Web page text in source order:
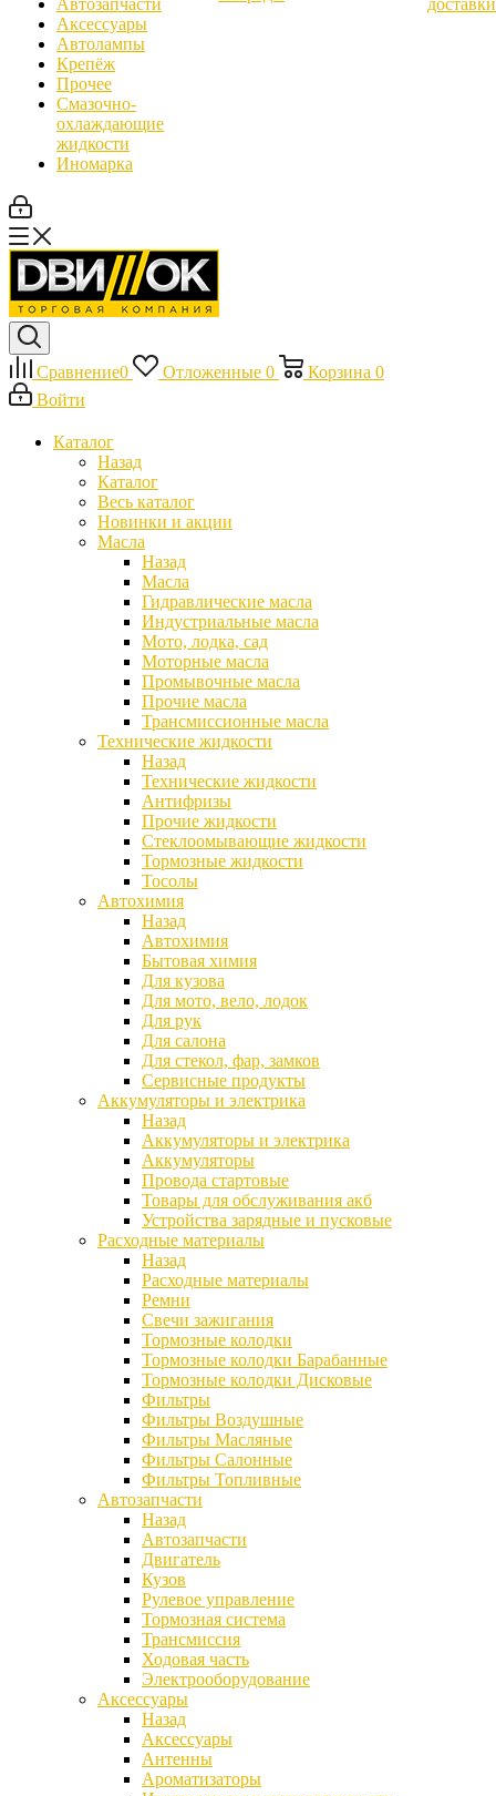
Автозапчасти
Аксессуары
Автолампы
Крепёж
Прочее
Смазочно-
охлаждающие
жидкости
Иномарка
доставки
Сравнение0 Отложенные 0 Корзина 0
Войти
Каталог
Назад
Каталог
Весь каталог
Новинки и акции
Масла
Назад
Масла
Гидравлические масла
Индустриальные масла
Мото, лодка, сад
Моторные масла
Промывочные масла
Прочие масла
Трансмиссионные масла
Технические жидкости
Назад
Технические жидкости
Антифризы
Прочие жидкости
Стеклоомывающие жидкости
Тормозные жидкости
Тосолы
Автохимия
Назад
Автохимия
Бытовая химия
Для кузова
Для мото, вело, лодок
Для рук
Для салона
Для стекол, фар, замков
Сервисные продукты
Аккумуляторы и электрика
Назад
Аккумуляторы и электрика
Аккумуляторы
Провода стартовые
Товары для обслуживания акб
Устройства зарядные и пусковые
Расходные материалы
Назад
Расходные материалы
Ремни
Свечи зажигания
Тормозные колодки
Тормозные колодки Барабанные
Тормозные колодки Дисковые
Фильтры
Фильтры Воздушные
Фильтры Масляные
Фильтры Салонные
Фильтры Топливные
Автозапчасти
Назад
Автозапчасти
Двигатель
Кузов
Рулевое управление
Тормозная система
Трансмиссия
Ходовая часть
Электрооборудование
Аксессуары
Назад
Аксессуары
Антенны
Ароматизаторы